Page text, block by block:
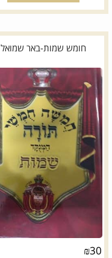
חומש שמות-באר שמואל
₪30